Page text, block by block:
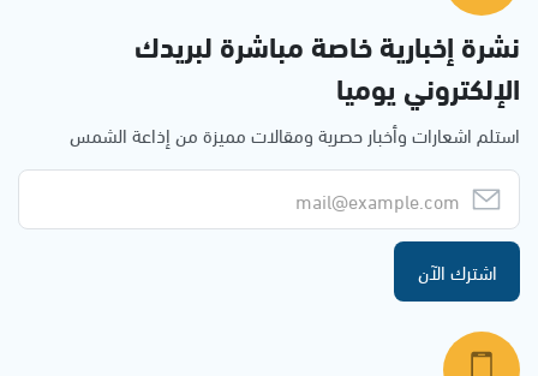
نشرة إخبارية خاصة مباشرة لبريدك
الإلكتروني يوميا
استلم اشعارات وأخبار حصرية ومقالات مميزة من إذاعة الشمس
اشترك الآن